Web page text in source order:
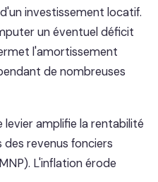
investissement locatif.
un éventuel déficit
l'amortissement
de nombreuses
amplifie la rentabilité
revenus fonciers
L'inflation érode